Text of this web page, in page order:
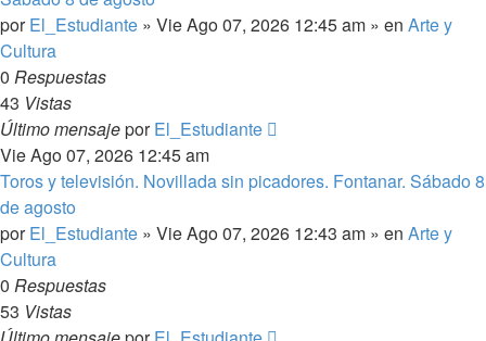
porEl_Estudiante » Vie Ago 07, 2026 12:45 am » en Arte y
Cultura
0 Respuestas
43 Vistas
Último mensajeporEl_Estudiante
Vie Ago 07, 2026 12:45 am
Toros y televisión. Novillada sin picadores. Fontanar. Sábado 8
de agosto
porEl_Estudiante » Vie Ago 07, 2026 12:43 am » en Arte y
Cultura
0 Respuestas
53 Vistas